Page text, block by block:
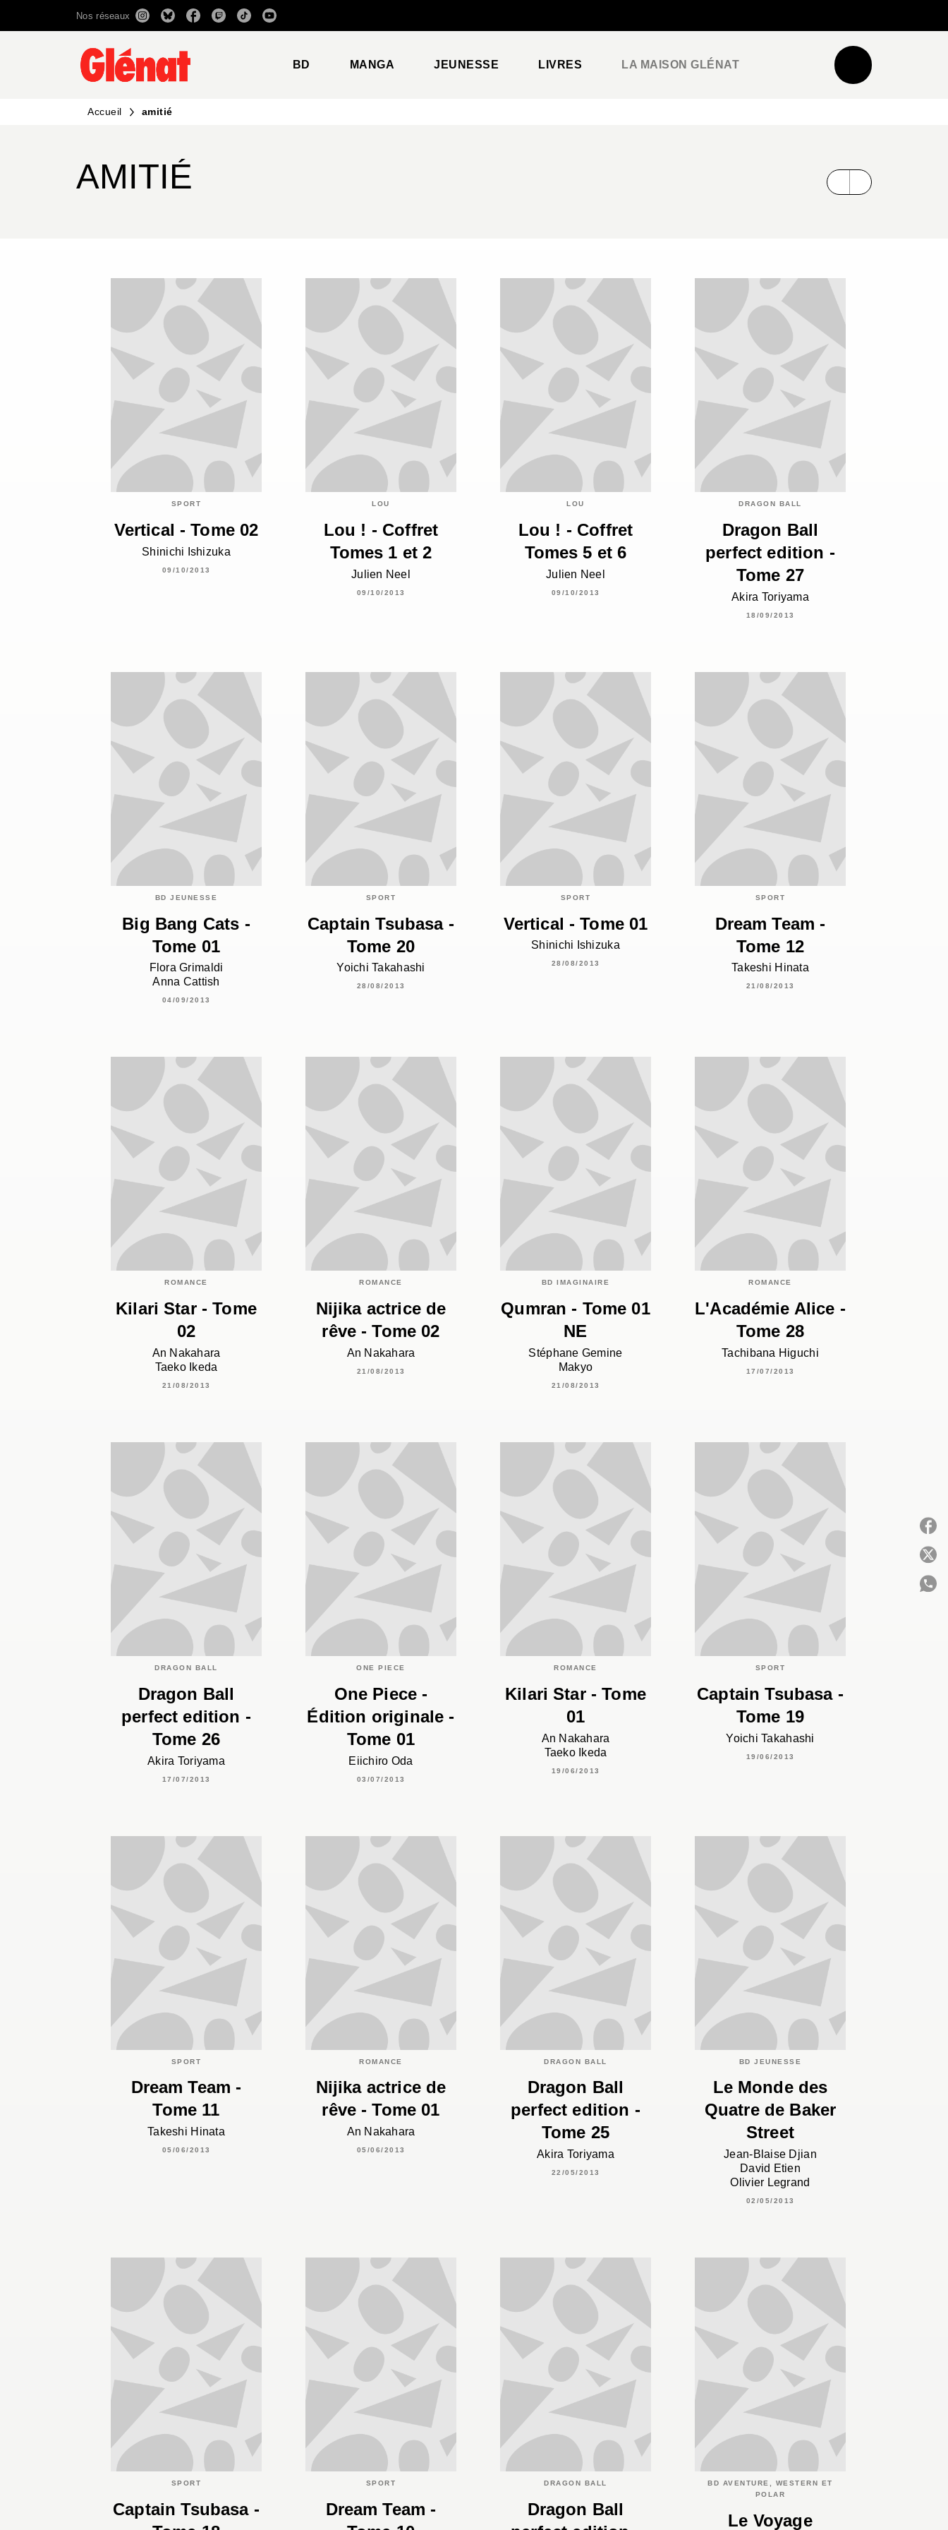
RECHERCHE CONTENU
Nos réseaux
BD MANGA JEUNESSE LIVRES LA MAISON GLÉNAT
Accueil amitié
AMITIÉ
SPORT
Vertical - Tome 02
Shinichi Ishizuka
09/10/2013
LOU
Lou ! - Coffret
Tomes 1 et 2
Julien Neel
09/10/2013
LOU
Lou ! - Coffret
Tomes 5 et 6
Julien Neel
09/10/2013
DRAGON BALL
Dragon Ball
perfect edition -
Tome 27
Akira Toriyama
18/09/2013
BD JEUNESSE
Big Bang Cats -
Tome 01
Flora Grimaldi
Anna Cattish
04/09/2013
SPORT
Captain Tsubasa -
Tome 20
Yoichi Takahashi
28/08/2013
SPORT
Vertical - Tome 01
Shinichi Ishizuka
28/08/2013
SPORT
Dream Team -
Tome 12
Takeshi Hinata
21/08/2013
ROMANCE
Kilari Star - Tome
02
An Nakahara
Taeko Ikeda
21/08/2013
ROMANCE
Nijika actrice de
rêve - Tome 02
An Nakahara
21/08/2013
BD IMAGINAIRE
Qumran - Tome 01
NE
Stéphane Gemine
Makyo
21/08/2013
ROMANCE
L'Académie Alice -
Tome 28
Tachibana Higuchi
17/07/2013
DRAGON BALL
Dragon Ball
perfect edition -
Tome 26
Akira Toriyama
17/07/2013
ONE PIECE
One Piece -
Édition originale -
Tome 01
Eiichiro Oda
03/07/2013
ROMANCE
Kilari Star - Tome
01
An Nakahara
Taeko Ikeda
19/06/2013
SPORT
Captain Tsubasa -
Tome 19
Yoichi Takahashi
19/06/2013
SPORT
Dream Team -
Tome 11
Takeshi Hinata
05/06/2013
ROMANCE
Nijika actrice de
rêve - Tome 01
An Nakahara
05/06/2013
DRAGON BALL
Dragon Ball
perfect edition -
Tome 25
Akira Toriyama
22/05/2013
BD JEUNESSE
Le Monde des
Quatre de Baker
Street
Jean-Blaise Djian
David Etien
Olivier Legrand
02/05/2013
SPORT
Captain Tsubasa -
SPORT
Dream Team -
DRAGON BALL
Dragon Ball
BD AVENTURE, WESTERN ET
POLAR
Le Voyage